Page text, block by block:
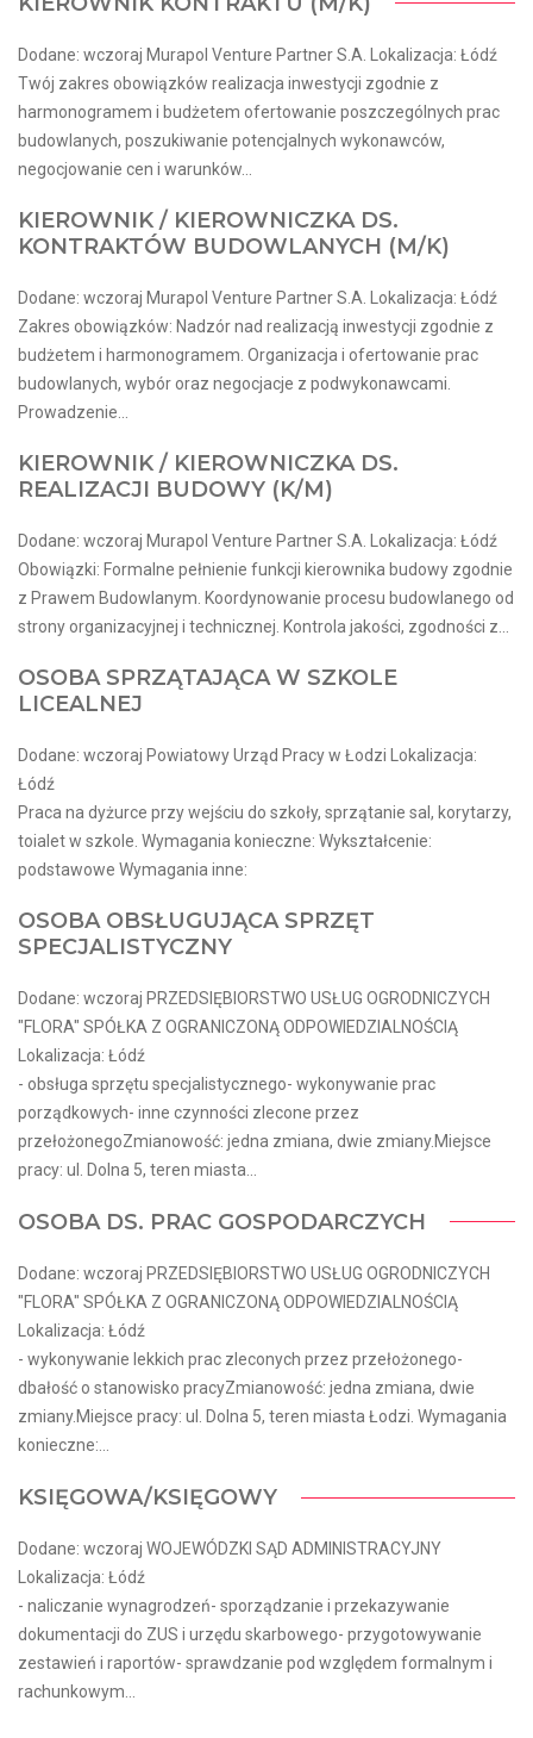
Dodane: wczoraj Murapol Venture Partner S.A. Lokalizacja: Łódź
Twój zakres obowiązków realizacja inwestycji zgodnie z
harmonogramem i budżetem ofertowanie poszczególnych prac
budowlanych, poszukiwanie potencjalnych wykonawców,
negocjowanie cen i warunków...
KIEROWNIK / KIEROWNICZKA DS.
KONTRAKTÓW BUDOWLANYCH (M/K)
Dodane: wczoraj Murapol Venture Partner S.A. Lokalizacja: Łódź
Zakres obowiązków: Nadzór nad realizacją inwestycji zgodnie z
budżetem i harmonogramem. Organizacja i ofertowanie prac
budowlanych, wybór oraz negocjacje z podwykonawcami.
Prowadzenie...
KIEROWNIK / KIEROWNICZKA DS.
REALIZACJI BUDOWY (K/M)
Dodane: wczoraj Murapol Venture Partner S.A. Lokalizacja: Łódź
Obowiązki: Formalne pełnienie funkcji kierownika budowy zgodnie
z Prawem Budowlanym. Koordynowanie procesu budowlanego od
strony organizacyjnej i technicznej. Kontrola jakości, zgodności z...
OSOBA SPRZĄTAJĄCA W SZKOLE
LICEALNEJ
Dodane: wczoraj Powiatowy Urząd Pracy w Łodzi Lokalizacja:
Łódź
Praca na dyżurce przy wejściu do szkoły, sprzątanie sal, korytarzy,
toialet w szkole. Wymagania konieczne: Wykształcenie:
podstawowe Wymagania inne:
OSOBA OBSŁUGUJĄCA SPRZĘT
SPECJALISTYCZNY
Dodane: wczoraj PRZEDSIĘBIORSTWO USŁUG OGRODNICZYCH
"FLORA" SPÓŁKA Z OGRANICZONĄ ODPOWIEDZIALNOŚCIĄ
Lokalizacja: Łódź
- obsługa sprzętu specjalistycznego- wykonywanie prac
porządkowych- inne czynności zlecone przez
przełożonegoZmianowość: jedna zmiana, dwie zmiany.Miejsce
pracy: ul. Dolna 5, teren miasta...
OSOBA DS. PRAC GOSPODARCZYCH
Dodane: wczoraj PRZEDSIĘBIORSTWO USŁUG OGRODNICZYCH
"FLORA" SPÓŁKA Z OGRANICZONĄ ODPOWIEDZIALNOŚCIĄ
Lokalizacja: Łódź
- wykonywanie lekkich prac zleconych przez przełożonego-
dbałość o stanowisko pracyZmianowość: jedna zmiana, dwie
zmiany.Miejsce pracy: ul. Dolna 5, teren miasta Łodzi. Wymagania
konieczne:...
KSIĘGOWA/KSIĘGOWY
Dodane: wczoraj WOJEWÓDZKI SĄD ADMINISTRACYJNY
Lokalizacja: Łódź
- naliczanie wynagrodzeń- sporządzanie i przekazywanie
dokumentacji do ZUS i urzędu skarbowego- przygotowywanie
zestawień i raportów- sprawdzanie pod względem formalnym i
rachunkowym...